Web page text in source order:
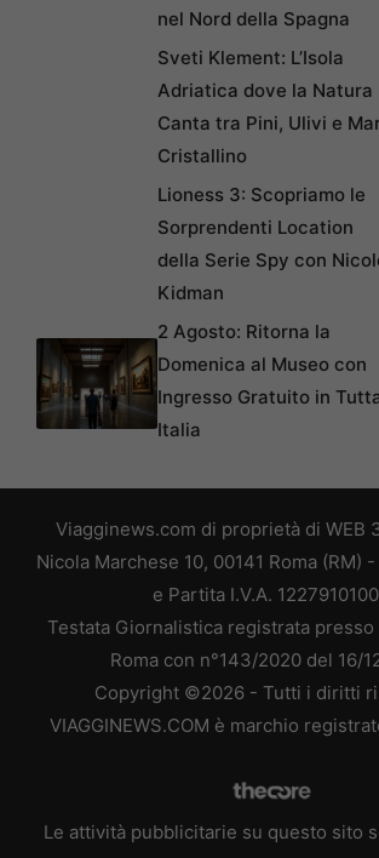
nel Nord della Spagna
Sveti Klement: L’Isola
Adriatica dove la Natura
Canta tra Pini, Ulivi e
Cristallino
Lioness 3: Scopriamo le
Sorprendenti Location
della Serie Spy con
Kidman
2 Agosto: Ritorna la
Domenica al Museo con
Ingresso Gratuito in
Italia
Viagginews.com di proprietà di WEB
Nicola Marchese 10, 00141 Roma (RM)
e Partita I.V.A.
Testata Giornalistica registrata
Roma con n°143/2020 del 16/
Copyright ©2026 - Tutti i diritti
VIAGGINEWS.COM è marchio
Le attività pubblicitarie su questo sito